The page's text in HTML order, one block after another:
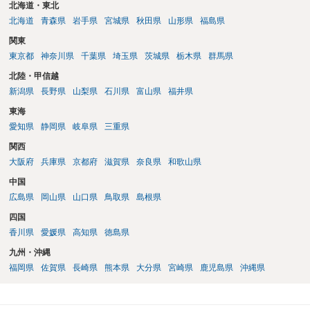
北海道・東北
北海道
青森県 岩手県 宮城県 秋田県 山形県 福島県
関東
東京都
神奈川県 千葉県 埼玉県 茨城県 栃木県 群馬県
北陸・甲信越
新潟県
長野県 山梨県 石川県 富山県 福井県
東海
愛知県
静岡県 岐阜県 三重県
関西
大阪府
兵庫県 京都府 滋賀県 奈良県 和歌山県
中国
広島県
岡山県 山口県 鳥取県 島根県
四国
香川県
愛媛県 高知県 徳島県
九州・沖縄
福岡県
佐賀県 長崎県 熊本県 大分県 宮崎県 鹿児島県 沖縄県